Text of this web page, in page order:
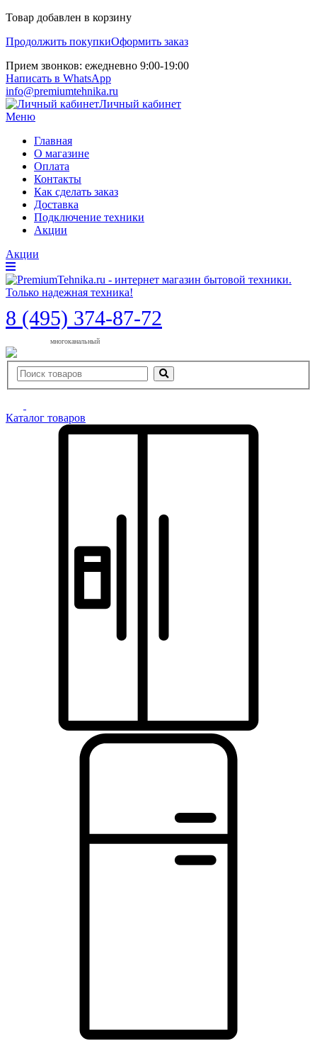
Товар добавлен в корзину
Продолжить покупкиОформить заказ
Прием звонков: ежедневно 9:00-19:00
Написать в WhatsApp
info@premiumtehnika.ru
Личный кабинет
Меню
Главная
О магазине
Оплата
Контакты
Как сделать заказ
Доставка
Подключение техники
Акции
Акции
8 (495) 374-87-72
многоканальный
Каталог товаров